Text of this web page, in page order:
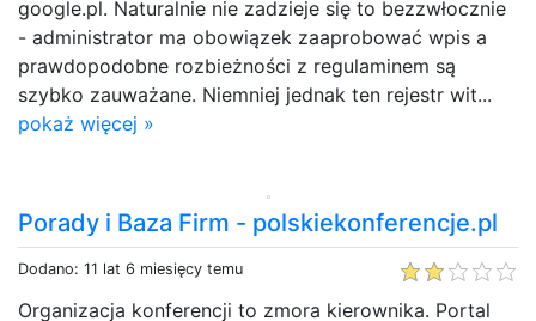
google.pl. Naturalnie nie zadzieje się to bezzwłocznie
- administrator ma obowiązek zaaprobować wpis a
prawdopodobne rozbieżności z regulaminem są
szybko zauważane. Niemniej jednak ten rejestr wit...
pokaż więcej »
Porady i Baza Firm - polskiekonferencje.pl
Dodano: 11 lat 6 miesięcy temu
Organizacja konferencji to zmora kierownika. Portal